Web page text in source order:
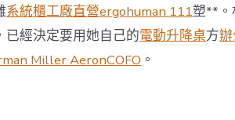
DT
踢
友
誼
系統櫃工廠直營ergohuman 111塑**。
經決定要用她自己的電動升降桌方
Miller AeronCOFO 。